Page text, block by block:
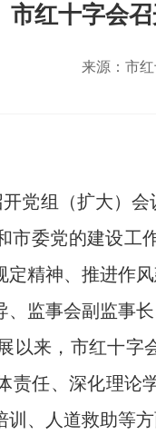
市红十字会
来源：市
开党组（扩大）
市委党的建设工
定精神、推进作
监事会副监事
以来，市红十字
责任、深化理论
、人道救助等